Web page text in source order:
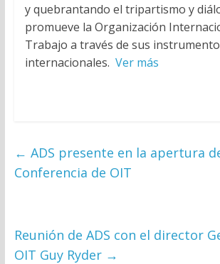
y quebrantando el tripartismo y
promueve la Organización
Trabajo a través de sus
internacionales. Ver más
← ADS presente en la apertura
Conferencia de OIT
Reunión de ADS con el director
OIT Guy Ryder →